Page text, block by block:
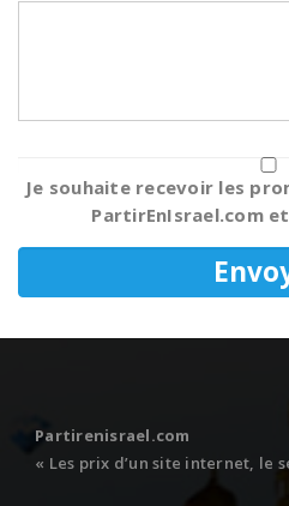
Je souhaite recevoir les
PartirEnIsrael.com
Partirenisrael.com
« Les prix d’un site internet, le